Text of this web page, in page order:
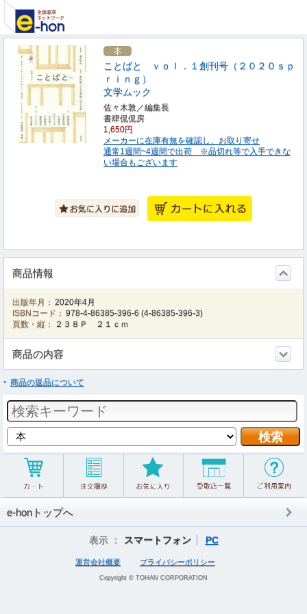
ことばと ｖｏｌ．１創刊号（２０２０ｓｐ
ｒｉｎｇ）
文学ムック
佐々木敦／編集長
書肆侃侃房
1,650円
メーカーに在庫有無を確認し、お取り寄せ
通常1週間~4週間で出荷 ※品切れ等で入手できな
い場合もございます
商品情報
出版年月： 2020年4月
ISBNコード： 978-4-86385-396-6 (4-86385-396-3)
頁数・縦：
２３８Ｐ ２１ｃｍ
商品の内容
商品の返品について
e-honトップへ
表示 ： スマートフォン PC
運営会社概要 プライバシーポリシー
Copyright © TOHAN CORPORATION